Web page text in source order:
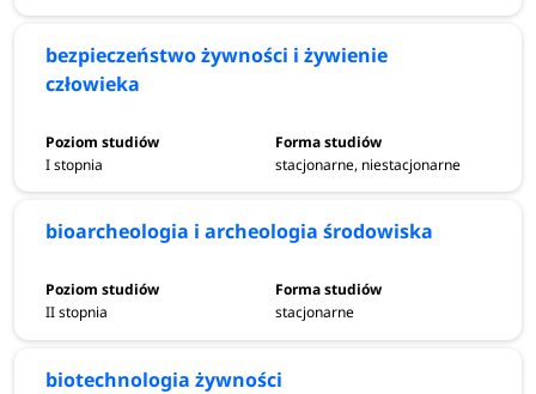
bezpieczeństwo żywności i żywienie
człowieka
I stopnia stacjonarne, niestacjonarne
bioarcheologia i archeologia środowiska
II stopnia stacjonarne
biotechnologia żywności